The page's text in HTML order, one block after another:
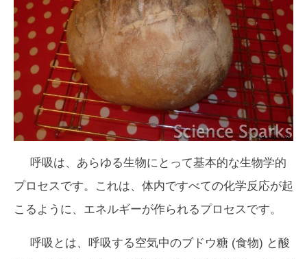
呼吸は、あらゆる生物にとって基本的な生物学的
プロセスです。これは、体内ですべての化学反応が起
こるように、エネルギーが作られるプロセスです。
呼吸とは、呼吸する空気中のブドウ糖 (食物) と酸